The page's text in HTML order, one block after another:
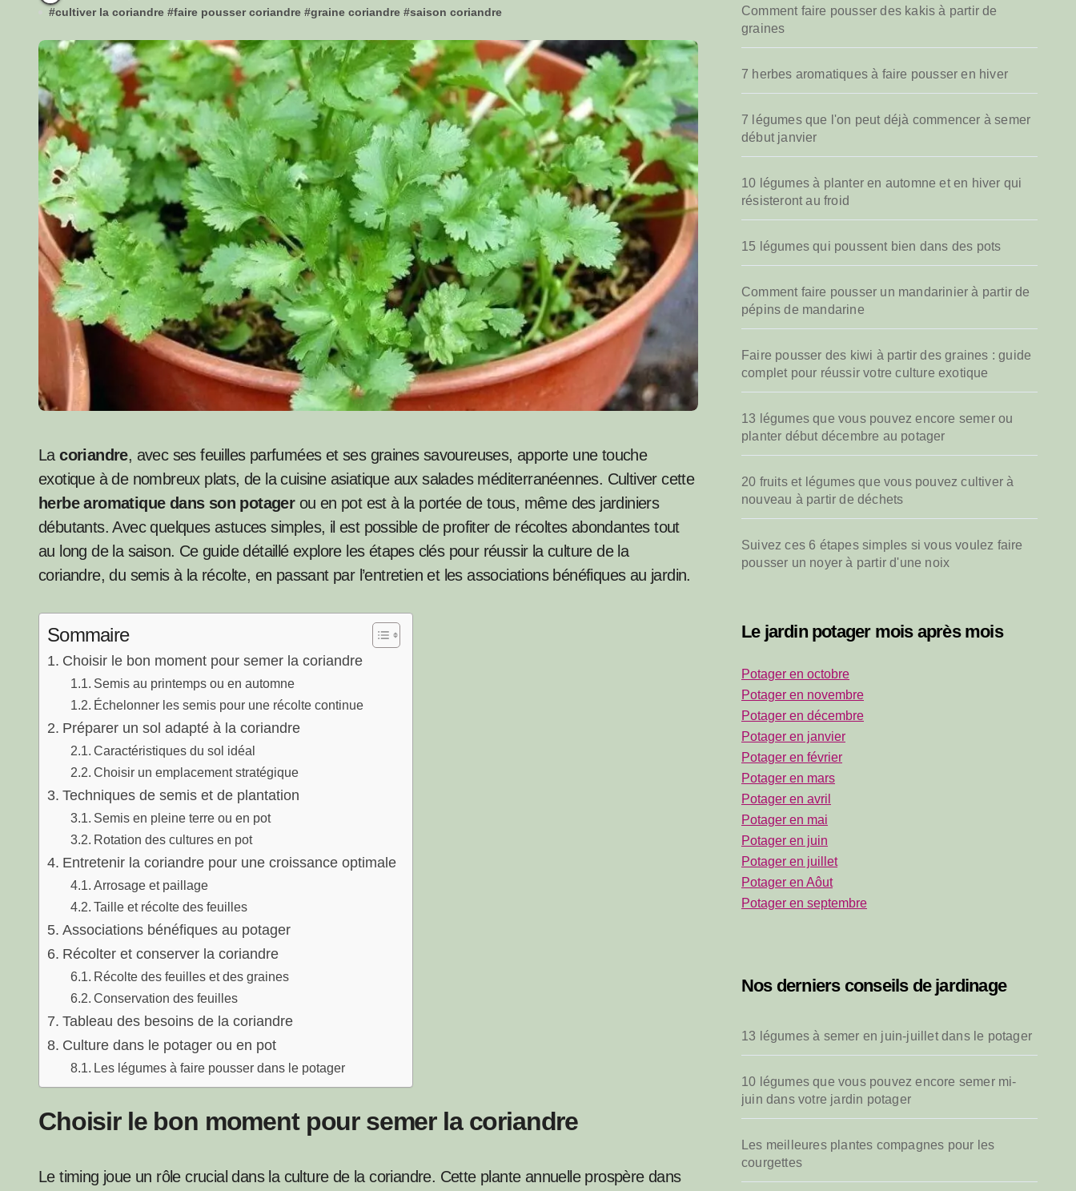
#cultiver la coriandre #faire pousser coriandre #graine coriandre #saison coriandre
Lacoriandre, avec ses feuilles parfumées et ses graines savoureuses, apporte une touche
exotique à de nombreux plats, de la cuisine asiatique aux salades méditerranéennes. Cultiver cette
herbe aromatique dans son potagerou en pot est à la portée de tous, même des jardiniers
débutants. Avec quelques astuces simples, il est possible de profiter de récoltes abondantes tout
au long de la saison. Ce guide détaillé explore les étapes clés pour réussir la culture de la
coriandre, du semis à la récolte, en passant par l’entretien et les associations bénéfiques au jardin.
Sommaire
Choisir le bon moment pour semer la coriandre
Semis au printemps ou en automne
Échelonner les semis pour une récolte continue
Préparer un sol adapté à la coriandre
Caractéristiques du sol idéal
Choisir un emplacement stratégique
Techniques de semis et de plantation
Semis en pleine terre ou en pot
Rotation des cultures en pot
Entretenir la coriandre pour une croissance optimale
Arrosage et paillage
Taille et récolte des feuilles
Associations bénéfiques au potager
Récolter et conserver la coriandre
Récolte des feuilles et des graines
Conservation des feuilles
Tableau des besoins de la coriandre
Culture dans le potager ou en pot
Les légumes à faire pousser dans le potager
Choisir le bon moment pour semer la coriandre
Le timing joue un rôle crucial dans la culture de la coriandre. Cette plante annuelle prospère dans
e
r
Comment faire pousser des kakis à partir de
graines
7 herbes aromatiques à faire pousser en hiver
7 légumes que l'on peut déjà commencer à semer
début janvier
10 légumes à planter en automne et en hiver qui
résisteront au froid
15 légumes qui poussent bien dans des pots
Comment faire pousser un mandarinier à partir de
pépins de mandarine
Faire pousser des kiwi à partir des graines : guide
complet pour réussir votre culture exotique
13 légumes que vous pouvez encore semer ou
planter début décembre au potager
20 fruits et légumes que vous pouvez cultiver à
nouveau à partir de déchets
Suivez ces 6 étapes simples si vous voulez faire
pousser un noyer à partir d'une noix
Le jardin potager mois après mois
Potager en octobre
Potager en novembre
Potager en décembre
Potager en janvier
Potager en février
Potager en mars
Potager en avril
Potager en mai
Potager en juin
Potager en juillet
Potager en Aôut
Potager en septembre
Nos derniers conseils de jardinage
13 légumes à semer en juin-juillet dans le potager
10 légumes que vous pouvez encore semer mi-
juin dans votre jardin potager
Les meilleures plantes compagnes pour les
courgettes